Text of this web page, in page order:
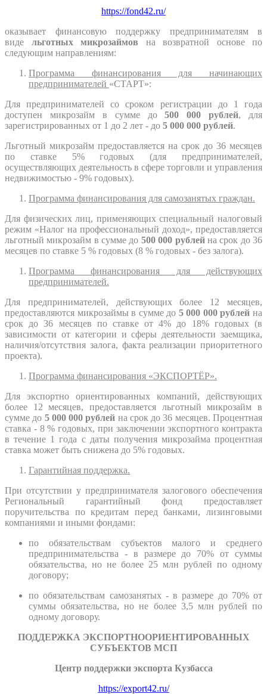
https://fond42.ru/
оказывает финансовую поддержку предпринимателям в
виде льготных микрозаймов на возвратной основе по
следующим направлениям:
Программа финансирования для начинающих
предпринимателей «СТАРТ»:
Для предпринимателей со сроком регистрации до 1 года
доступен микрозайм в сумме до500 000 рублей, для
зарегистрированных от 1 до 2 лет - до 5 000 000 рублей.
Льготный микрозайм предоставляется на срок до 36 месяцев
по ставке 5% годовых (для предпринимателей,
осуществляющих деятельность в сфере торговли и управления
недвижимостью - 9% годовых).
Программа финансирования для самозанятых граждан.
Для физических лиц, применяющих специальный налоговый
режим «Налог на профессиональный доход», предоставляется
льготный микрозайм в сумме до 500 000 рублей на срок до 36
месяцев по ставке 5 % годовых (8 % годовых - без залога).
Программа финансирования для действующих
предпринимателей.
Для предпринимателей, действующих более 12 месяцев,
предоставляются микрозаймы в сумме до 5 000 000 рублейна
срок до 36 месяцев по ставке от 4% до 18% годовых (в
зависимости от категории и сферы деятельности заемщика,
наличия/отсутствия залога, факта реализации приоритетного
проекта).
Программа финансирования «ЭКСПОРТЁР».
Для экспортно ориентированных компаний, действующих
более 12 месяцев, предоставляется льготный микрозайм в
сумме до 5 000 000 рублей на срок до 36 месяцев. Процентная
ставка - 8 % годовых, при заключении экспортного контракта
в течение 1 года с даты получения микрозайма процентная
ставка может быть снижена до 5% годовых.
Гарантийная поддержка.
При отсутствии у предпринимателя залогового обеспечения
Региональный гарантийный фонд предоставляет
поручительства по кредитам перед банками, лизинговыми
компаниями и иными фондами:
по обязательствам субъектов малого и среднего
предпринимательства - в размере до 70% от суммы
обязательства, но не более 25 млн рублей по одному
договору;
по обязательствам самозанятых - в размере до 70% от
суммы обязательства, но не более 3,5 млн рублей по
одному договору.
ПОДДЕРЖКА ЭКСПОРТНООРИЕНТИРОВАННЫХ
СУБЪЕКТОВ МСП
Центр поддержки экспорта Кузбасса
https://export42.ru/